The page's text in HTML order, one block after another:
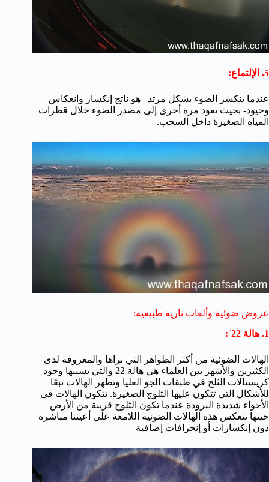
5. الإلتماع:
عندما ينكسر الضوء بشكل مرتد –هو ناتج إنكسار وانعكاس
وحيود- بحيث تعود مرة أخرى إلى مصدر الضوء خلال قطرات
المياه الصغيرة داخل السحب.
عروض ضوئية وألعاب نارية طبيعية:
1. هالة 22˚:
الهالات الضوئية من أكثر الظواهر التي نراها والمعروفة لدى
الكثيرين والأشهر بين العلماء هي هالة 22 والتي يسببها وجود
كريستالات الثلج في طبقات الجو العليا وتظهر الهالات تبعًا
للأشكال التي تتكون عليها الثلوج الصغيرة. تتكون الهالات في
الأجواء شديدة البرودة عندما تكون الثلوج قريبة من الأرض
حينها تنعكس هذه الهالات الضوئية اللامعة على أعيننا مباشرة
دون إنكسارات أو إنحرافات إضافية